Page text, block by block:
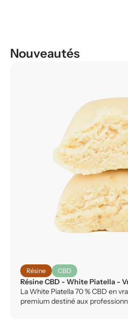
Nouveautés
Résine CBD
Résine CBD - White Piatella -
La White Piatella 70 % CBD en
premium destiné aux